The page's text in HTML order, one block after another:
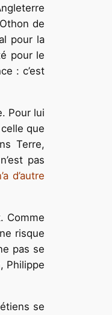
de
pour la
pour le
: c’est
Pour lui
que
Terre,
pas
d’autre
Comme
risque
pas se
Philippe
se